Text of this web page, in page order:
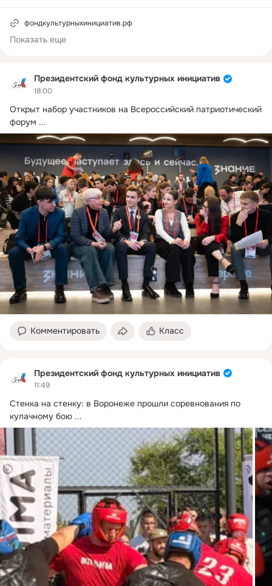
Президентский фонд культурных инициатив
18:00
Открыт набор участников на Всероссийский патриотический
форум ...
Комментировать Класс
Президентский фонд культурных инициатив
11:49
Стенка на стенку: в Воронеже прошли соревнования по
кулачному бою ...
рублей.
Записаться на мастер-класс «И снова здравствуйте,
культурных инициатив:
https://forms.yandex.ru/u/62d5865ffaf180fc039a308c/
фондкультурныхинициатив.рф
Показать еще